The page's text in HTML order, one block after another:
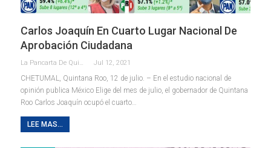
Carlos Joaquín En Cuarto Lugar Nacional De
Aprobación Ciudadana
Jul 12, 2021
CHETUMAL, Quintana Roo, 12 de julio. – En el estudio nacional de
opinión publica México Elige del mes de julio, el gobernador de Quintana
Roo Carlos Joaquín ocupó el cuarto
LEE MAS...